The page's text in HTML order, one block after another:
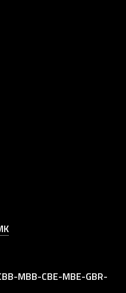
MBB-CBE-MBE-GBR-